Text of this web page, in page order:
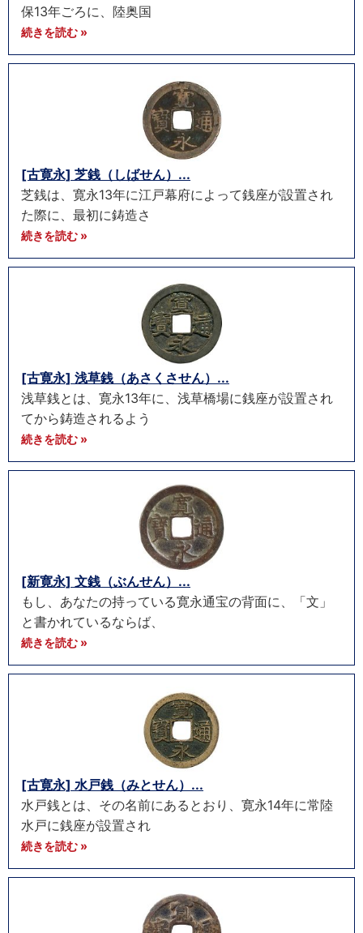
保13年ごろに、陸奥国
続きを読む »
[古寛永] 芝銭（しばせん）...
芝銭は、寛永13年に江戸幕府によって銭座が設置され
た際に、最初に鋳造さ
続きを読む »
[古寛永] 浅草銭（あさくさせん）...
浅草銭とは、寛永13年に、浅草橋場に銭座が設置され
てから鋳造されるよう
続きを読む »
[新寛永] 文銭（ぶんせん）...
もし、あなたの持っている寛永通宝の背面に、「文」
と書かれているならば、
続きを読む »
[古寛永] 水戸銭（みとせん）...
水戸銭とは、その名前にあるとおり、寛永14年に常陸
水戸に銭座が設置され
続きを読む »